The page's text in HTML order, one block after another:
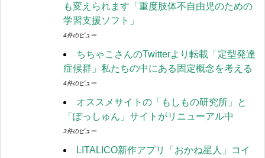
も変えられます「重度肢体不自由児のための
学習支援ソフト」
4件のビュー
ちちゃこさんのTwitterより転載「定型発達
症候群」私たちの中にある固定概念を考える
4件のビュー
オススメサイトの「もしもの研究所」と
「ぽっしゅん」サイトがリニューアル中
3件のビュー
LITALICO新作アプリ「おかね星人」コイ